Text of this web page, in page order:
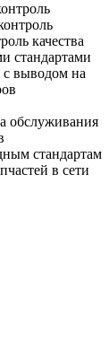
качества
стандартами
выводом на
обслуживания
стандартам
в сети